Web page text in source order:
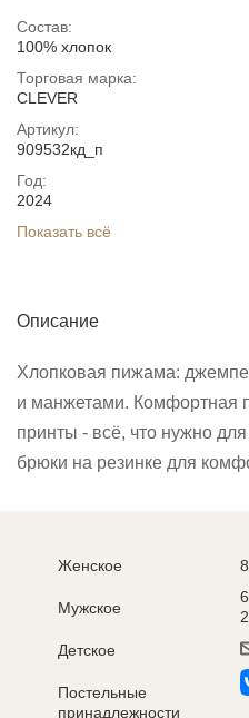
Состав:
100% хлопок
Торговая марка:
CLEVER
Артикул:
909532кд_п
Год:
2024
Показать всё
Описание
Хлопковая пижама:
и манжетами. Комфортная
принты - всё, что нужно
брюки на резинке для
Женское
Мужское
Детское
Постельные
принадлежности